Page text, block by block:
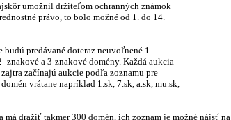
umožnil držiteľom ochranných známok
právo, to bolo možné od 1. do 14.
budú predávané doteraz neuvoľnené 1-
znakové a 3-znakové domény. Každá aukcia
začínajú aukcie podľa zoznamu pre
vrátane napríklad 1.sk, 7.sk, a.sk, mu.sk,
má dražiť takmer 300 domén, ich zoznam je možné nájsť na